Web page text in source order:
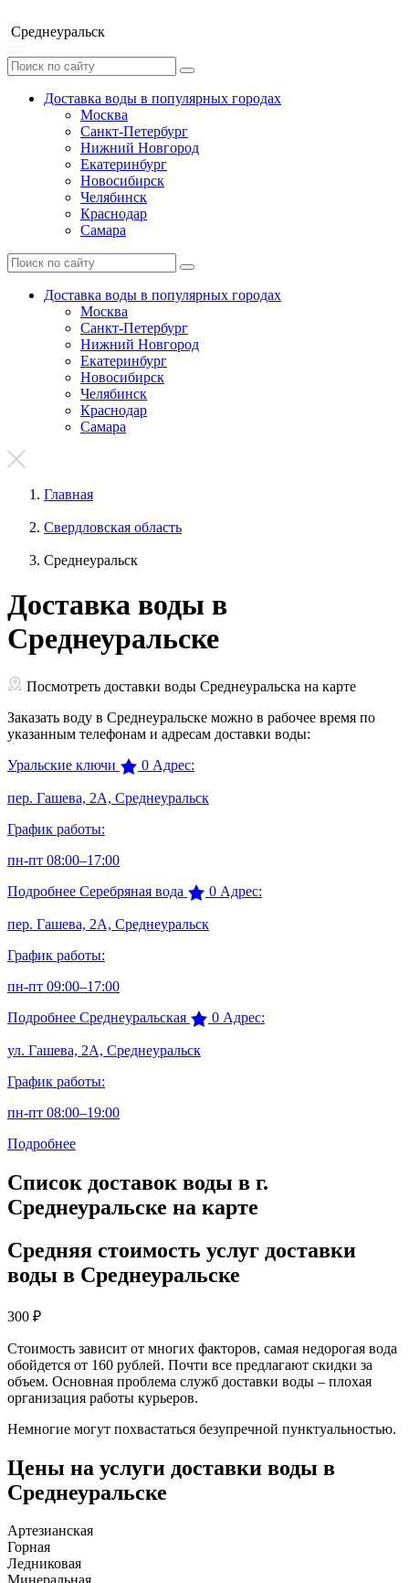
Среднеуральск
Доставка воды в популярных городах
Москва
Санкт-Петербург
Нижний Новгород
Екатеринбург
Новосибирск
Челябинск
Краснодар
Самара
Доставка воды в популярных городах
Москва
Санкт-Петербург
Нижний Новгород
Екатеринбург
Новосибирск
Челябинск
Краснодар
Самара
Главная
Свердловская область
Среднеуральск
Доставка воды в
Среднеуральске
Посмотреть доставки воды Среднеуральска на карте
Заказать воду в Среднеуральске можно в рабочее время по
указанным телефонам и адресам доставки воды:
Уральские ключи
0 Адрес:
пер. Гашева, 2А, Среднеуральск
График работы:
пн-пт 08:00–17:00
Подробнее Серебряная вода 0 Адрес:
пер. Гашева, 2А, Среднеуральск
График работы:
пн-пт 09:00–17:00
Подробнее Среднеуральская 0 Адрес:
ул. Гашева, 2А, Среднеуральск
График работы:
пн-пт 08:00–19:00
Подробнее
Список доставок воды в г.
Среднеуральске на карте
Средняя стоимость услуг доставки
воды в Среднеуральске
300 ₽
Стоимость зависит от многих факторов, самая недорогая вода
обойдется от 160 рублей. Почти все предлагают скидки за
объем. Основная проблема служб доставки воды – плохая
организация работы курьеров.
Немногие могут похвастаться безупречной пунктуальностью.
Цены на услуги доставки воды в
Среднеуральске
Артезианская
Горная
Ледниковая